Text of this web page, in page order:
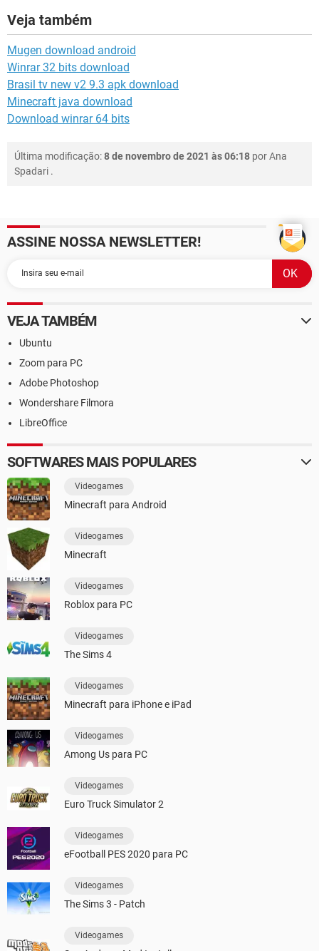
Veja também
Mugen download android
Winrar 32 bits download
Brasil tv new v2 9.3 apk download
Minecraft java download
Download winrar 64 bits
Última modificação:8 de novembro de 2021 às 06:18 porAna
Spadari .
ASSINE NOSSA NEWSLETTER!
VEJA TAMBÉM
Ubuntu
Zoom para PC
Adobe Photoshop
Wondershare Filmora
LibreOffice
SOFTWARES MAIS POPULARES
Videogames
Minecraft para Android
Videogames
Minecraft
Videogames
Roblox para PC
Videogames
The Sims 4
Videogames
Minecraft para iPhone e iPad
Videogames
Among Us para PC
Videogames
Euro Truck Simulator 2
Videogames
eFootball PES 2020 para PC
Videogames
The Sims 3 - Patch
Videogames